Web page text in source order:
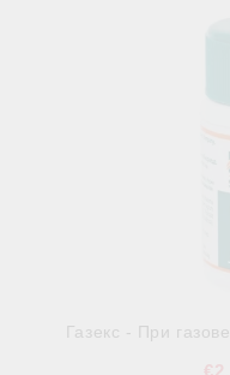
Газекс - При